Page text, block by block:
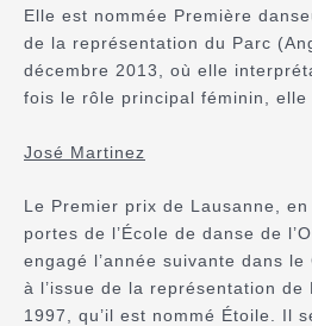
Elle est nommée Première
de la représentation du Parc
décembre 2013, où elle
fois le rôle principal féminin, elle
José Martinez
Le Premier prix de Lausanne,
portes de l’École de danse de
engagé l’année suivante dans le
à l’issue de la représentation
1997, qu’il est nommé Étoile. Il